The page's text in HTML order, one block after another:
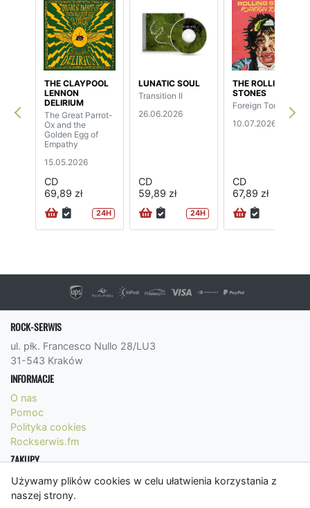
Używamy plików cookies w celu ułatwienia korzystania z
naszej strony.
THE CLAYPOOL
LENNON
DELIRIUM
The Great Parrot-
Ox and the
Golden Egg of
Empathy
15.05.2026
CD
69,89 zł
24H
LUNATIC SOUL
Transition II
26.06.2026
CD
59,89 zł
24H
THE ROLLING
STONES
Foreign Tongues
10.07.2026
CD
67,89 zł
ROCK-SERWIS
ul. płk. Francesco Nullo 28/LU3
31-543 Kraków
INFORMACJE
O nas
Pomoc
Polityka cookies
Rockserwis.fm
ZAKUPY
Formy płatności
Koszty wysyłki